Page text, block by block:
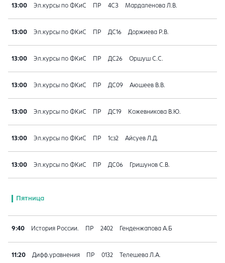
13:00 Эл.курсы по ФКиС ПР 4СЗ Мардаленова Л.В.
13:00 Эл.курсы по ФКиС ПР ДС16 Доржиева Р.В.
13:00 Эл.курсы по ФКиС ПР ДС26 Оршуш С.С.
13:00 Эл.курсы по ФКиС ПР ДС09 Аюшеев В.В.
13:00 Эл.курсы по ФКиС ПР ДС19 Кожевникова В.Ю.
13:00 Эл.курсы по ФКиС ПР 1сз2 Айсуев Л.Д.
13:00 Эл.курсы по ФКиС ПР ДС06 Гришунов С.В.
Пятница
9:40 История России. ПР 2402 Генденжапова А.Б
11:20 Дифф.уравнения ПР 0132 Телешева Л.А.